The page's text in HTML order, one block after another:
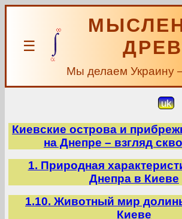
☰
Мы делаем Украину
uk
Киевские острова и
на Днепре – взгляд
1. Природная
Днепра в Киеве
1.10. Животный мир
Киеве